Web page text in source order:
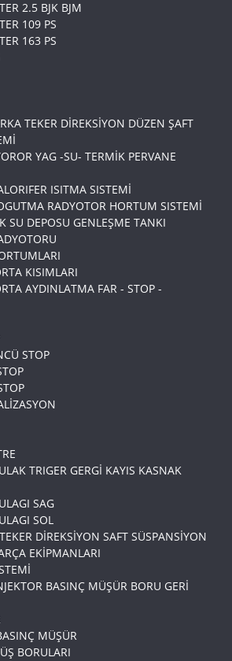
2.5 BJK BJM
109 PS
163 PS
TEKER DİREKSİYON DÜZEN ŞAFT
YAG -SU- TERMİK PERVANE
ISITMA SISTEMİ
RADYOTOR HORTUM SISTEMİ
SU DEPOSU GENLEŞME TANKI
KISIMLARI
AYDINLATMA FAR - STOP -
STOP
TRIGER GERGİ KAYIS KASNAK
SAG
SOL
DİREKSİYON SAFT SÜSPANSİYON
EKİPMANLARI
BASINÇ MÜŞÜR BORU GERİ
MÜŞÜR
BORULARI